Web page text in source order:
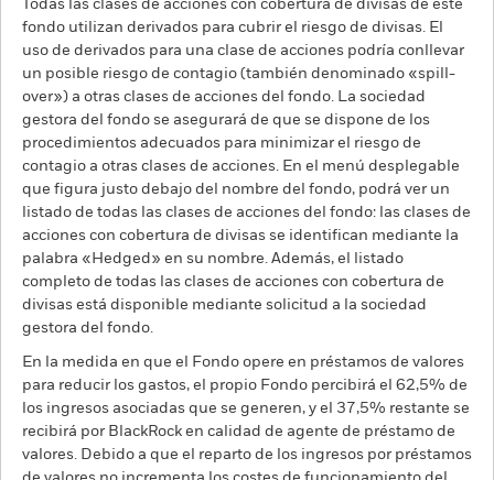
Todas las clases de acciones con cobertura de divisas de este
fondo utilizan derivados para cubrir el riesgo de divisas. El
uso de derivados para una clase de acciones podría conllevar
un posible riesgo de contagio (también denominado «spill-
over») a otras clases de acciones del fondo. La sociedad
gestora del fondo se asegurará de que se dispone de los
procedimientos adecuados para minimizar el riesgo de
contagio a otras clases de acciones. En el menú desplegable
que figura justo debajo del nombre del fondo, podrá ver un
listado de todas las clases de acciones del fondo: las clases de
acciones con cobertura de divisas se identifican mediante la
palabra «Hedged» en su nombre. Además, el listado
completo de todas las clases de acciones con cobertura de
divisas está disponible mediante solicitud a la sociedad
gestora del fondo.
En la medida en que el Fondo opere en préstamos de valores
para reducir los gastos, el propio Fondo percibirá el 62,5% de
los ingresos asociadas que se generen, y el 37,5% restante se
recibirá por BlackRock en calidad de agente de préstamo de
valores. Debido a que el reparto de los ingresos por préstamos